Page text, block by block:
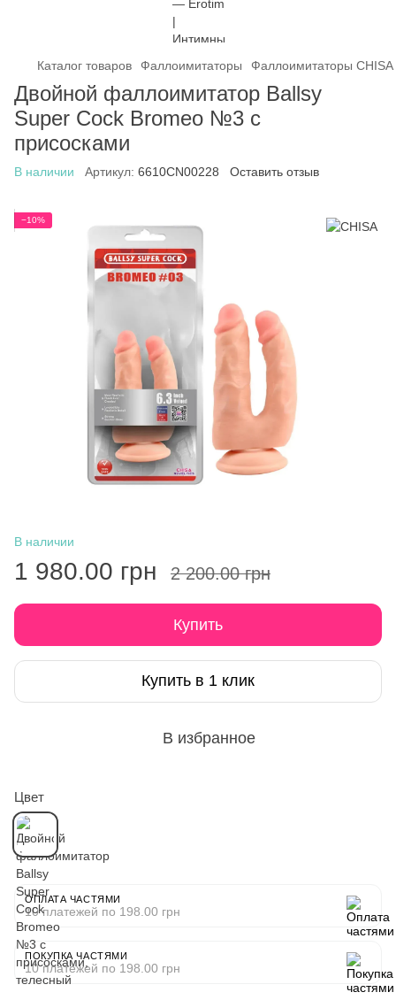
Каталог товаров Фаллоимитаторы Фаллоимитаторы CHISA
Двойной фаллоимитатор Ballsy
Super Cock Bromeo №3 с
присосками
В наличии Артикул: 6610CN00228 Оставить отзыв
−10%
В наличии
1 980.00 грн 2 200.00 грн
Купить
Купить в 1 клик
В избранное
Цвет
ОПЛАТА ЧАСТЯМИ
10 платежей по 198.00 грн
ПОКУПКА ЧАСТЯМИ
10 платежей по 198.00 грн